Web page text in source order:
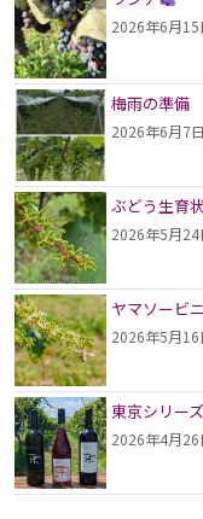
2026年6月15
梅雨の準備
2026年6月7日
ぶどう生育
2026年5月24
ヤマソービ
2026年5月16
東京シリー
2026年4月26